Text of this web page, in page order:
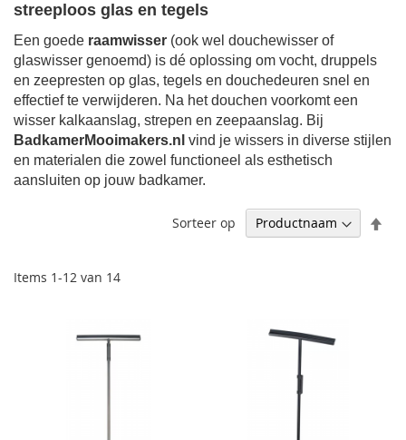
streeploos glas en tegels
Een goede raamwisser (ook wel douchewisser of
glaswisser genoemd) is dé oplossing om vocht, druppels
en zeepresten op glas, tegels en douchedeuren snel en
effectief te verwijderen. Na het douchen voorkomt een
wisser kalkaanslag, strepen en zeepaanslag. Bij
BadkamerMooimakers.nl vind je wissers in diverse stijlen
en materialen die zowel functioneel als esthetisch
aansluiten op jouw badkamer.
Items 1-12 van 14
Sorteer op